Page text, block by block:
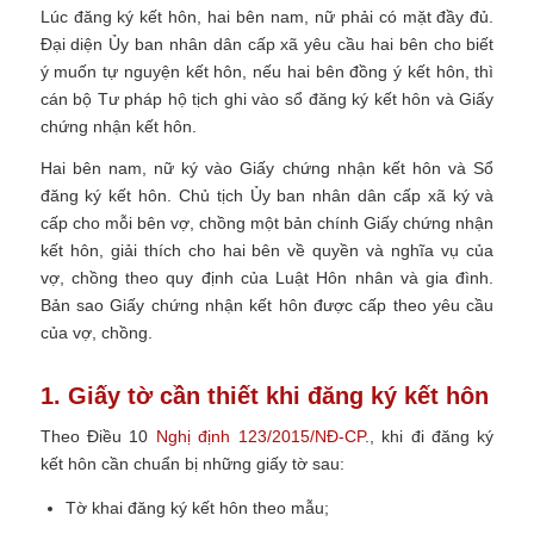
Lúc đăng ký kết hôn, hai bên nam, nữ phải có mặt đầy đủ.
Đại diện Ủy ban nhân dân cấp xã yêu cầu hai bên cho biết
ý muốn tự nguyện kết hôn, nếu hai bên đồng ý kết hôn, thì
cán bộ Tư pháp hộ tịch ghi vào sổ đăng ký kết hôn và Giấy
chứng nhận kết hôn.
Hai bên nam, nữ ký vào Giấy chứng nhận kết hôn và Sổ
đăng ký kết hôn. Chủ tịch Ủy ban nhân dân cấp xã ký và
cấp cho mỗi bên vợ, chồng một bản chính Giấy chứng nhận
kết hôn, giải thích cho hai bên về quyền và nghĩa vụ của
vợ, chồng theo quy định của Luật Hôn nhân và gia đình.
Bản sao Giấy chứng nhận kết hôn được cấp theo yêu cầu
của vợ, chồng.
1. Giấy tờ cần thiết khi đăng ký kết hôn
Theo Điều 10 Nghị định 123/2015/NĐ-CP., khi đi đăng ký
kết hôn cần chuẩn bị những giấy tờ sau:
Tờ khai đăng ký kết hôn theo mẫu;